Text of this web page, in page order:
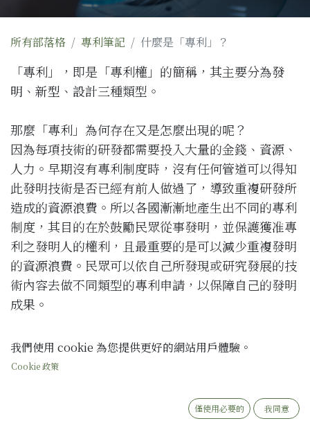
所有部落格 專利筆記 什麼是「專利」？
「專利」，即是「專利權」的簡稱，其主要分為發
明 、 新型 、 設計三種類型。
那麼「專利」為何存在又是怎麼出現的呢？
因為每項技術的研發都需要投入大量的金錢、資源、
人力。早期沒有專利制度時，沒有任何管道可以得知
此發明技術是否已經有前人做過了，導致重複研發所
造成的資源浪費。所以各國漸漸地產生出不同的專利
制度，其目的在於鼓勵民眾從事發明，並保護獲准專
利之發明人的權利，且最重要的是可以減少重複發明
的資源浪費。民眾可以依自己所發現或研究發展的技
術內容去做不同類型的專利申請，以保障自己的發明
成果。
再來想想看你有沒有看過商品外包裝上標示的「
號」呢？
碰到專利權的地方了，而「專利號」就是智慧財產局
在授予專利權時給予的專利編號，也就是說根據該號
我們使用 cookie 為您提供更好的網站用戶體驗。
Cookie 政策
僅使用必要的 我同意